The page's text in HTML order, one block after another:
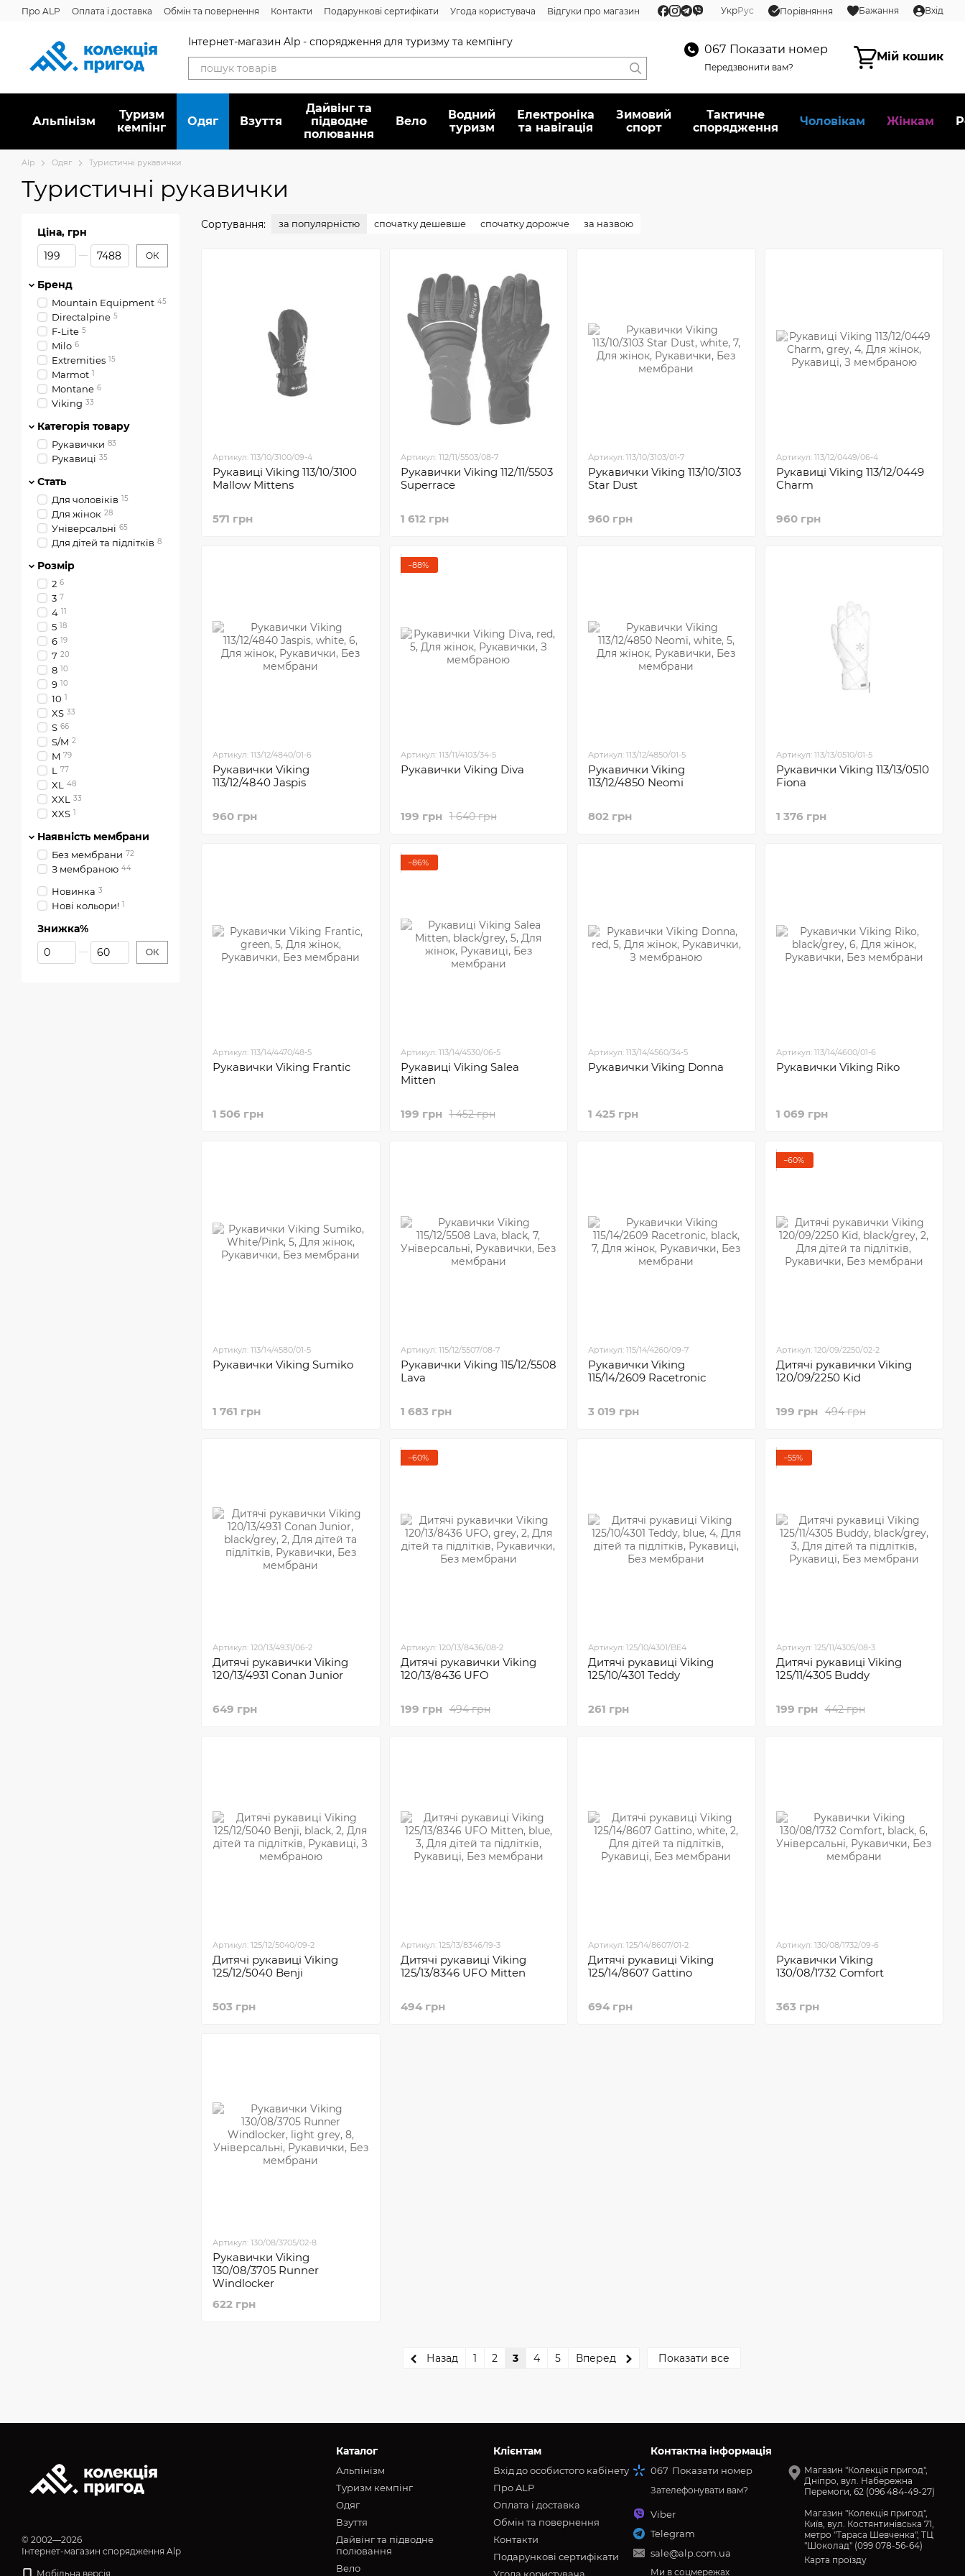
Перейти до основного контенту
Про ALP Оплата і доставка Обмін та повернення Контакти Подарункові сертифікати Угода користувача
Відгуки про магазин
УкрРус Порівняння Бажання Вхід
Інтернет-магазин Alp - спорядження для туризму та кемпінгу
067 Показати номер
Передзвонити вам?
Мій кошик
Альпінізм
Туризм
кемпінг
Oдяг Взуття
Дайвінг та
підводне
полювання
Вело
Водний
туризм
Електроніка
та навігація
Зимовий
спорт
Тактичне
спорядження
Чоловікам Жінкам
Alp Oдяг Туристичні рукавички
Туристичні рукавички
Сортування: за популярністю спочатку дешевше спочатку дорожче за назвою
Артикул: 113/10/3100/09-4
Рукавиці Viking 113/10/3100
Mallow Mittens
571 грн
Артикул: 112/11/5503/08-7
Рукавички Viking 112/11/5503
Superrace
1 612 грн
Артикул: 113/10/3103/01-7
Рукавички Viking 113/10/3103
Star Dust
960 грн
Артикул: 113/12/0449/06-4
Рукавиці Viking 113/12/0449
Charm
960 грн
Артикул: 113/12/4840/01-6
Рукавички Viking
113/12/4840 Jaspis
960 грн
−88%
Артикул: 113/11/4103/34-5
Рукавички Viking Diva
1 640 грн
199 грн
Артикул: 113/12/4850/01-5
Рукавички Viking
113/12/4850 Neomi
802 грн
Артикул: 113/13/0510/01-5
Рукавички Viking 113/13/0510
Fiona
1 376 грн
Артикул: 113/14/4470/48-5
Рукавички Viking Frantic
1 506 грн
−86%
Артикул: 113/14/4530/06-5
Рукавиці Viking Salea
Mitten
1 452 грн
199 грн
Артикул: 113/14/4560/34-5
Рукавички Viking Donna
1 425 грн
Артикул: 113/14/4600/01-6
Рукавички Viking Riko
1 069 грн
Артикул: 113/14/4580/01-5
Рукавички Viking Sumiko
1 761 грн
Артикул: 115/12/5507/08-7
Рукавички Viking 115/12/5508
Lava
1 683 грн
Артикул: 115/14/4260/09-7
Рукавички Viking
115/14/2609 Racetronic
3 019 грн
−60%
Артикул: 120/09/2250/02-2
Дитячі рукавички Viking
120/09/2250 Kid
494 грн
199 грн
Артикул: 120/13/4931/06-2
Дитячі рукавички Viking
120/13/4931 Conan Junior
649 грн
−60%
Артикул: 120/13/8436/08-2
Дитячі рукавички Viking
120/13/8436 UFO
494 грн
199 грн
Артикул: 125/10/4301/BE4
Дитячі рукавиці Viking
125/10/4301 Teddy
261 грн
−55%
Артикул: 125/11/4305/08-3
Дитячі рукавиці Viking
125/11/4305 Buddy
442 грн
199 грн
Артикул: 125/12/5040/09-2
Дитячі рукавиці Viking
125/12/5040 Benji
503 грн
Артикул: 125/13/8346/19-3
Дитячі рукавиці Viking
125/13/8346 UFO Mitten
494 грн
Артикул: 125/14/8607/01-2
Дитячі рукавиці Viking
125/14/8607 Gattino
694 грн
Артикул: 130/08/1732/09-6
Рукавички Viking
130/08/1732 Comfort
363 грн
Артикул: 130/08/3705/02-8
Рукавички Viking
130/08/3705 Runner
Windlocker
622 грн
Назад 1 2 3 4 5 Вперед Показати все
Ціна, грн
Від Ціна, грн
До Ціна, грн ОК
Бренд
Mountain Equipment 45
Directalpine 5
F-Lite 5
Milo 6
Extremities 15
Marmot 1
Montane 6
Viking 33
Категорія товару
Рукавички 83
Рукавиці 35
Стать
Для чоловіків 15
Для жінок 28
Універсальні 65
Для дітей та підлітків 8
Розмір
2 6
3 7
4 11
5 18
6 19
7 20
8 10
9 10
10 1
XS 33
S 66
S/M 2
M 79
L 77
XL 48
XXL 33
XXS 1
Наявність мембрани
Без мембрани 72
З мембраною 44
Новинка 3
Нові кольори! 1
Знижка%
Від Знижка%
До Знижка% ОК
© 2002—2026
Інтернет-магазин спорядження Alp
Мобільна версія
Каталог
Альпінізм
Туризм кемпінг
Oдяг
Взуття
Дайвінг та підводне
полювання
Вело
Клієнтам
Вхід до особистого кабінету
Про ALP
Оплата і доставка
Обмін та повернення
Контакти
Подарункові сертифікати
Контактна інформація
067 Показати номер
Зателефонувати вам?
Viber
Telegram
sale@alp.com.ua
Магазин "Колекція пригод",
Дніпро, вул. Набережна
Перемоги, 62 (096 484-49-27)
Магазин "Колекція пригод",
Київ, вул. Костянтинівська 71,
метро "Тараса Шевченка", ТЦ
"Шоколад" (099 078-56-64)
Карта проїзду
Ми в соцмережах